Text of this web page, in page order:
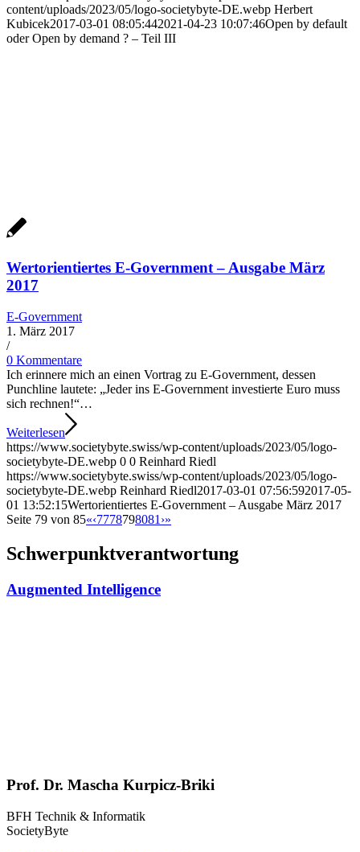
content/uploads/2023/05/logo-societybyte-DE.webp Herbert
Kubicek2017-03-01 08:05:442021-04-23 10:07:46Open by default
oder Open by demand ? – Teil III
Wertorientiertes E-Government – Ausgabe März
2017
E-Government
1. März 2017
/
0 Kommentare
Ich erinnere mich an einen Vortrag zu E-Government, dessen
Punchline lautete: „Jeder ins E-Government investierte Euro muss
sich rechnen!“…
Weiterlesen
https://www.societybyte.swiss/wp-content/uploads/2023/05/logo-
societybyte-DE.webp 0 0 Reinhard Riedl
https://www.societybyte.swiss/wp-content/uploads/2023/05/logo-
societybyte-DE.webp Reinhard Riedl2017-03-01 07:56:592017-05-
01 13:52:15Wertorientiertes E-Government – Ausgabe März 2017
Seite 79 von 85«‹7778798081 ›»
Schwerpunktverantwortung
Augmented Intelligence
Prof. Dr. Mascha Kurpicz-Briki
BFH Technik & Informatik
SocietyByte